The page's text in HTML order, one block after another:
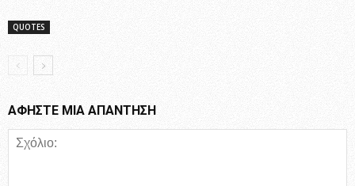
QUOTES
ΑΦΗΣΤΕ ΜΙΑ ΑΠΑΝΤΗΣΗ